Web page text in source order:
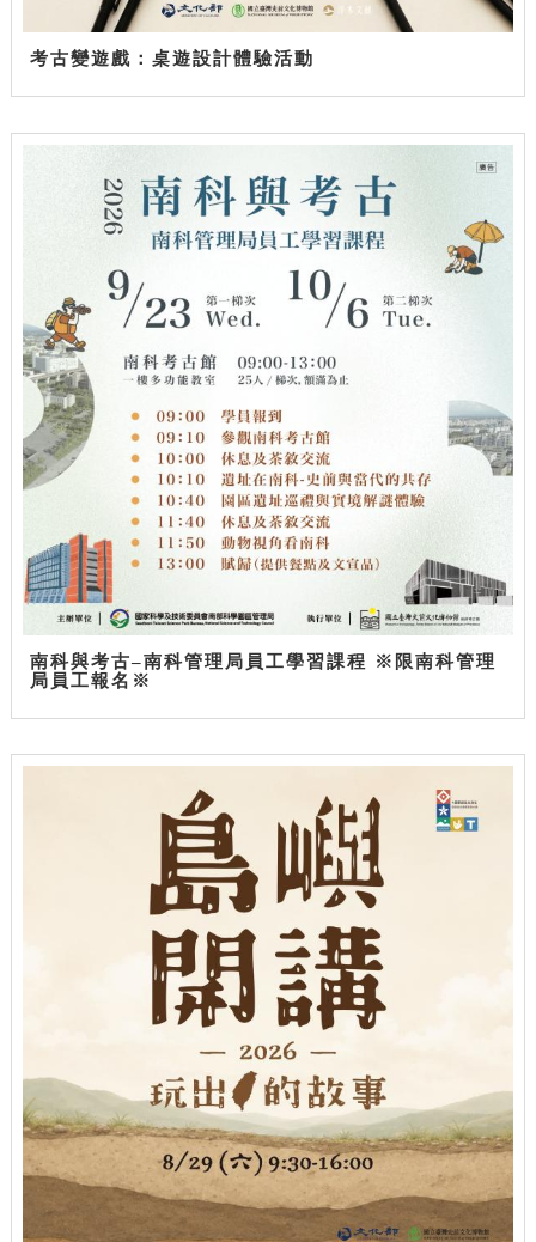
考古變遊戲：桌遊設計體驗活動
南科與考古–南科管理局員工學習課程 ※限南科管理
局員工報名※